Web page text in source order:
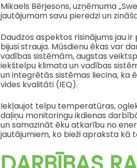
Mikaels Bērjesons, uzņēmuma
jautājumam savu pieredzi un
Daudzos aspektos risinājums jau
bijusi strauja. Mūsdienu ēkas var
vadības sistēmām, augstas
iekštelpu klimata un vadības
un integrētās sistēmas liecina, ka
vides kvalitāti (IEQ).
Iekļaujot telpu temperatūras,
daļiņu monitoringu ikdienas
un samazināt ēku atkarību no
jautājumiem, ko bieži apraksta kā